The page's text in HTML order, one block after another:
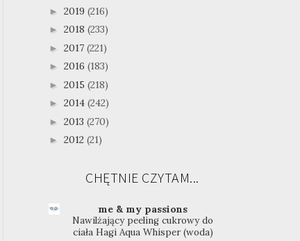
► 2019 (216)
► 2018 (233)
► 2017 (221)
► 2016 (183)
► 2015 (218)
► 2014 (242)
► 2013 (270)
► 2012 (21)
CHĘTNIE CZYTAM...
me & my passions
Nawilżający peeling cukrowy do
ciała Hagi Aqua Whisper (woda)